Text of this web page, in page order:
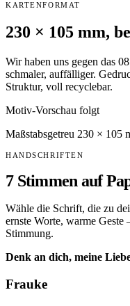
KARTENFORMAT
230 × 105 mm,
Wir haben uns gegen das
schmaler, auffälliger.
Struktur, voll recyclebar.
Motiv-Vorschau folgt
Maßstabsgetreu 230 × 105
HANDSCHRIFTEN
7 Stimmen auf
Wähle die Schrift, die zu
ernste Worte, warme
Stimmung.
Denk an dich, meine
Frauke